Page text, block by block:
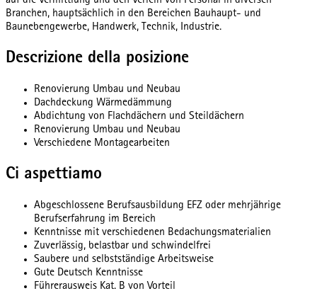
Branchen, hauptsächlich in den Bereichen Bauhaupt- und
Baunebengewerbe, Handwerk, Technik, Industrie.
Descrizione della posizione
Renovierung Umbau und Neubau
Dachdeckung Wärmedämmung
Abdichtung von Flachdächern und Steildächern
Renovierung Umbau und Neubau
Verschiedene Montagearbeiten
Ci aspettiamo
Abgeschlossene Berufsausbildung EFZ oder mehrjährige
Berufserfahrung im Bereich
Kenntnisse mit verschiedenen Bedachungsmaterialien
Zuverlässig, belastbar und schwindelfrei
Saubere und selbstständige Arbeitsweise
Gute Deutsch Kenntnisse
Führerausweis Kat. B von Vorteil